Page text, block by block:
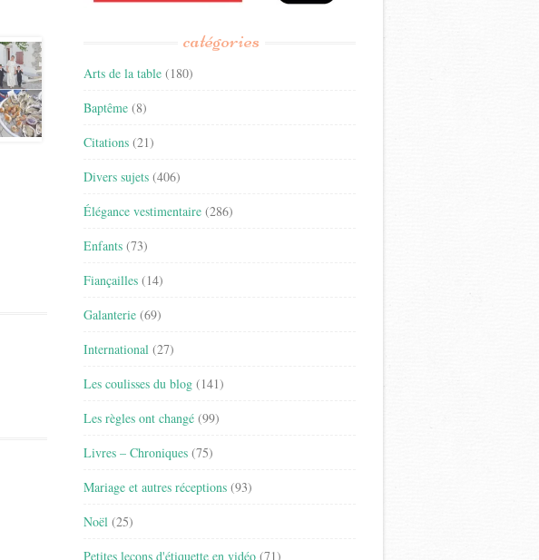
catégories
Arts de la table (180)
Baptême (8)
Citations (21)
Divers sujets (406)
Élégance vestimentaire (286)
Enfants (73)
Fiançailles (14)
Galanterie (69)
International (27)
Les coulisses du blog (141)
Les règles ont changé (99)
Livres – Chroniques (75)
Mariage et autres réceptions (93)
Noël (25)
Petites leçons d'étiquette en vidéo (71)